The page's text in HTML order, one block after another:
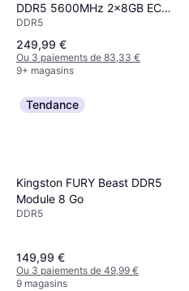
DDR5 5600MHz 2x8GB ECC
(KF556C36BBEK2-16)
DDR5
249,99 €
Ou 3 paiements de 83,33 €
9+ magasins
Tendance
Kingston FURY Beast DDR5
Module 8 Go
DDR5
149,99 €
Ou 3 paiements de 49,99 €
9 magasins